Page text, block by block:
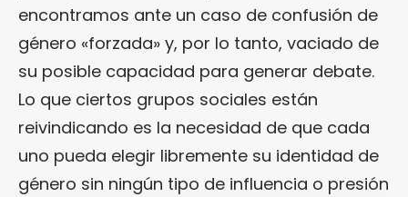
encontramos ante un caso de confusión de
género «forzada» y, por lo tanto, vaciado de
su posible capacidad para generar debate.
Lo que ciertos grupos sociales están
reivindicando es la necesidad de que cada
uno pueda elegir libremente su identidad de
género sin ningún tipo de influencia o presión